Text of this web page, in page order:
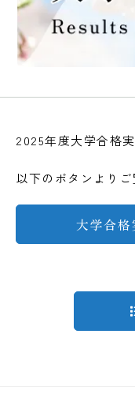
2025年度大学合格
以下のボタンよりご
大学合格